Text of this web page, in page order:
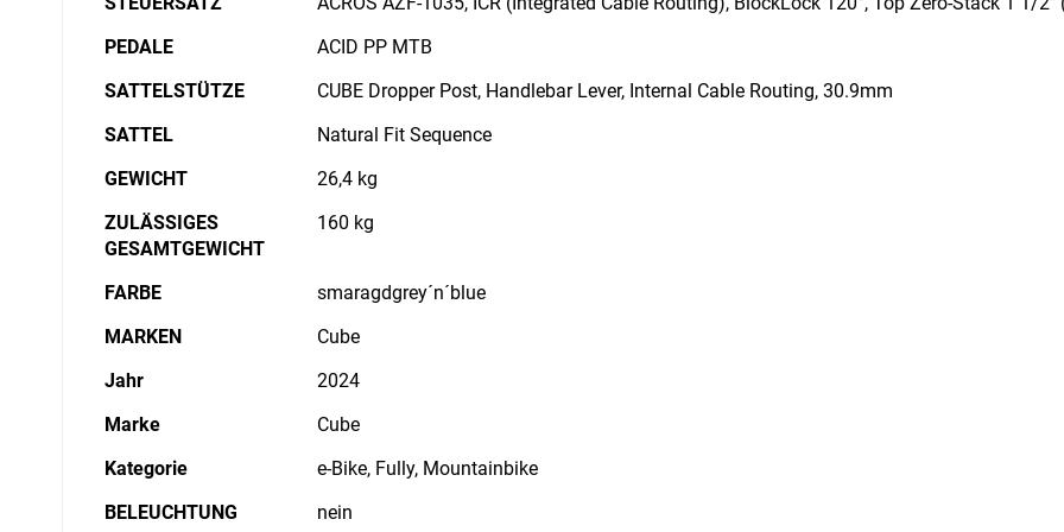
PEDALE
ACID PP MTB
SATTELSTÜTZE
CUBE Dropper Post, Handlebar Lever, Internal Cable Routing, 30.9mm
SATTEL
Natural Fit Sequence
GEWICHT
26,4 kg
ZULÄSSIGES
GESAMTGEWICHT
160 kg
FARBE
smaragdgrey´n´blue
MARKEN
Cube
Jahr
2024
Marke
Cube
Kategorie
e-Bike, Fully, Mountainbike
BELEUCHTUNG
nein